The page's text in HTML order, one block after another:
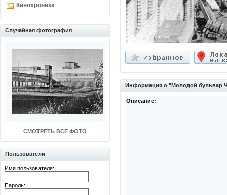
Кинохроника
Случайная фотография
СМОТРЕТЬ ВСЕ ФОТО
Пользователи
Имя пользователя:
Пароль:
Информация о "Молодой бульвар
Описание: